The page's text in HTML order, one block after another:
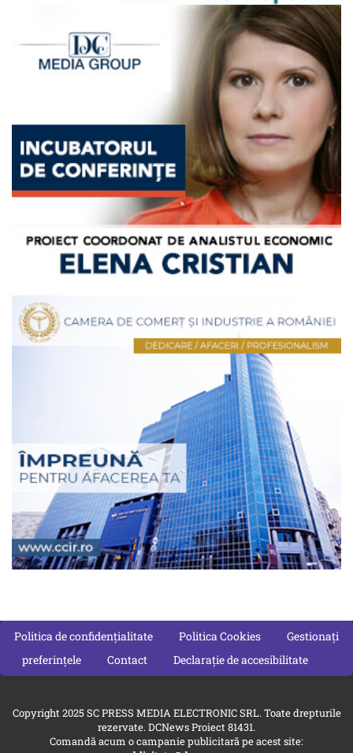
Politica de confidențialitate Politica Cookies
Gestionați
preferințele
Contact Declarație de accesibilitate
Copyright 2025 SC PRESS MEDIA ELECTRONIC SRL. Toate drepturile
rezervate. DCNews Proiect 81431.
Comandă acum o campanie publicitară pe acest site: